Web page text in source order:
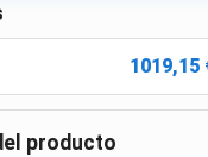
1019,15
producto